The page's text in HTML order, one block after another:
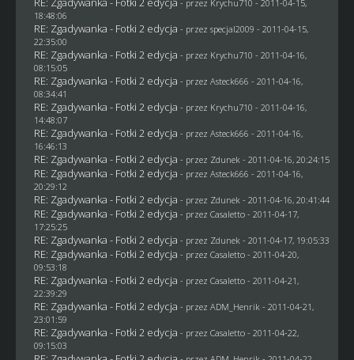
- przez Krychu710 - 2011-04-15,
18:48:06
RE: Zgadywanka - Fotki 2 edycja - przez specjal2009 - 2011-04-15,
22:35:00
RE: Zgadywanka - Fotki 2 edycja - przez Krychu710 - 2011-04-16,
08:15:05
RE: Zgadywanka - Fotki 2 edycja - przez Asteck666 - 2011-04-16,
08:34:41
RE: Zgadywanka - Fotki 2 edycja - przez Krychu710 - 2011-04-16,
14:48:07
RE: Zgadywanka - Fotki 2 edycja - przez Asteck666 - 2011-04-16,
16:46:13
RE: Zgadywanka - Fotki 2 edycja - przez Zdunek - 2011-04-16, 20:24:15
RE: Zgadywanka - Fotki 2 edycja - przez Asteck666 - 2011-04-16,
20:29:12
RE: Zgadywanka - Fotki 2 edycja - przez Zdunek - 2011-04-16, 20:41:44
RE: Zgadywanka - Fotki 2 edycja - przez Casaletto- 2011-04-17,
17:25:25
RE: Zgadywanka - Fotki 2 edycja - przez Zdunek - 2011-04-17, 19:05:33
RE: Zgadywanka - Fotki 2 edycja - przez Casaletto- 2011-04-20,
09:53:18
RE: Zgadywanka - Fotki 2 edycja - przez Casaletto- 2011-04-21,
22:39:29
RE: Zgadywanka - Fotki 2 edycja - przez ADM_Henrik - 2011-04-21,
23:01:59
RE: Zgadywanka - Fotki 2 edycja - przez Casaletto- 2011-04-22,
09:15:03